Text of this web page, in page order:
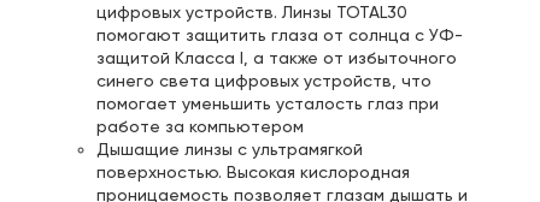
цифровых устройств. Линзы TOTAL30
помогают защитить глаза от солнца с УФ-
защитой Класса I, а также от избыточного
синего света цифровых устройств, что
помогает уменьшить усталость глаз при
работе за компьютером
Дышащие линзы с ультрамягкой
поверхностью. Высокая кислородная
проницаемость позволяет глазам дышать и